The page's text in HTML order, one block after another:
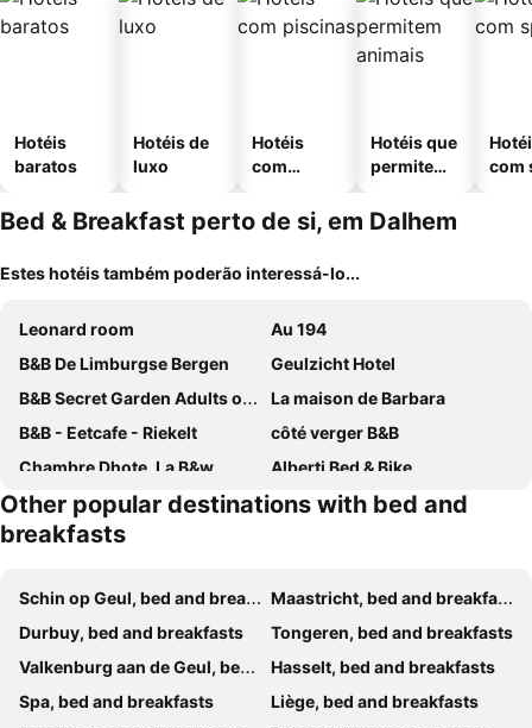
Hotéis
baratos
Hotéis de
luxo
Hotéis
com
Hotéis que
permitem
com
Bed & Breakfast perto de si, em Dalhem
Estes hotéis também poderão interessá-lo...
Leonard room
Au 194
B&B De Limburgse Bergen
Geulzicht Hotel
B&B Secret Garden Adults only
La maison de Barbara
B&B - Eetcafe - Riekelt
côté verger B&B
Chambre Dhote, La B&w
Alberti Bed & Bike
B&B The Street Lodge
Maastricht
Chez Hélène Luxury BNB
Panorama Sousberg B&B en appartementen
Other popular destinations with bed and
breakfasts
Schin op Geul, bed and breakfasts
Maastricht, bed and breakfasts
Durbuy, bed and breakfasts
Tongeren, bed and breakfasts
Valkenburg aan de Geul, bed and breakfasts
Hasselt, bed and breakfasts
Spa, bed and breakfasts
Liège, bed and breakfasts